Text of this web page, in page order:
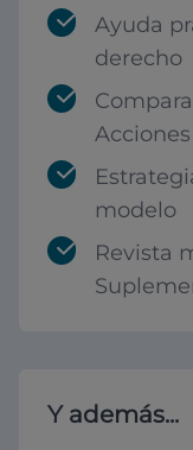
Ayuda
derecho
Acciones
modelo
Revista
Y además...